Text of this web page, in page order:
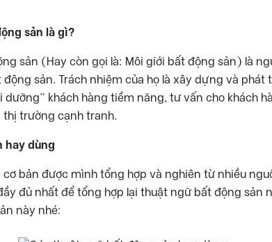
sản là gì?
sản (Hay còn gọi là: Môi giới bất động sản) là
sản. Trách nhiệm của họ là xây dựng và phát
dưỡng” khách hàng tiềm năng, tư vấn cho khách
trường cạnh tranh.
hay dùng
bản được mình tổng hợp và nghiên từ nhiều
đủ nhất để tổng hợp lại thuật ngữ bất động sản
này nhé: